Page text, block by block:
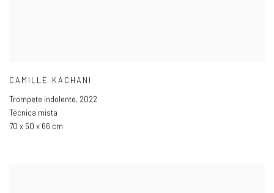
CAMILLE KACHANI
Trompete indolente, 2022
Técnica mista
70 x 50 x 66 cm